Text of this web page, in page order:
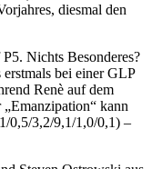
diesmal den
Nichts Besonderes?
bei einer GLP
Renè auf dem
kann
0,5/3,2/9,1/1,0/0,1) –